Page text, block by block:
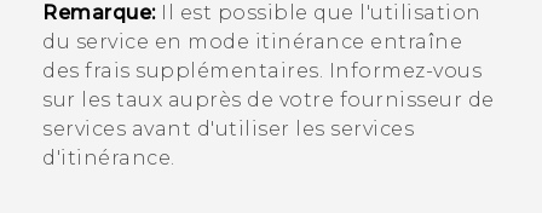
Remarque:Il est possible que l'utilisation
du service en mode itinérance entraîne
des frais supplémentaires. Informez-vous
sur les taux auprès de votre fournisseur de
services avant d'utiliser les services
d'itinérance.